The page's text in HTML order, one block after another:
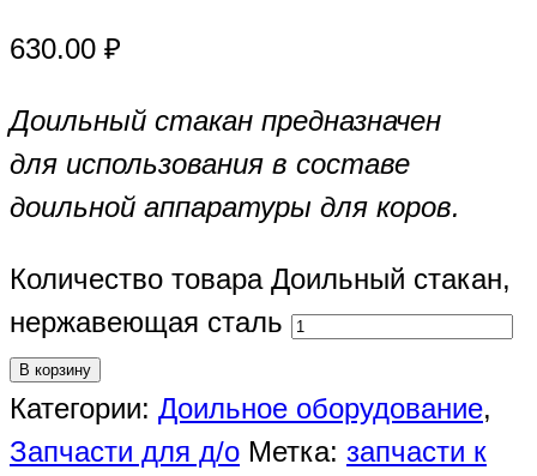
630.00 ₽
Доильный стакан предназначен
для использования в составе
доильной аппаратуры для коров.
Количество товара Доильный стакан,
нержавеющая сталь
В корзину
Категории: Доильное оборудование,
Запчасти для д/о Метка: запчасти к